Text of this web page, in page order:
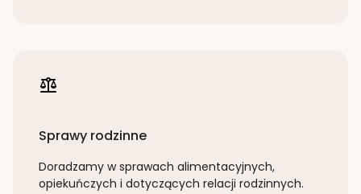
Sprawy rodzinne
Doradzamy w sprawach alimentacyjnych,
opiekuńczych i dotyczących relacji rodzinnych.